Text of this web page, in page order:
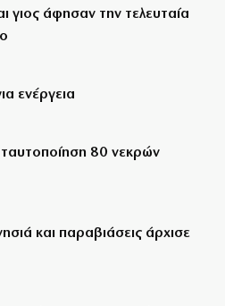
γιος άφησαν την τελευταία
ενέργεια
80 νεκρών
και παραβιάσεις άρχισε